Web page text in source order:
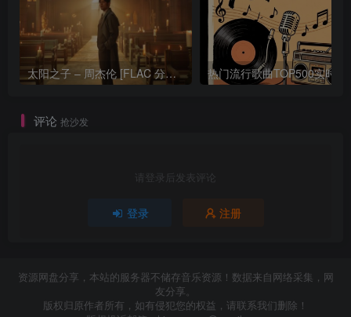
太阳之子 – 周杰伦 [FLAC 分轨 192Khz 24bit]
评论 抢沙发
请登录后发表评论
登录 注册
资源网盘分享，本站的服务器不储存音乐资源！数据来自网络采集，网
友分享。
版权归原作者所有，如有侵犯您的权益，请联系我们删除！